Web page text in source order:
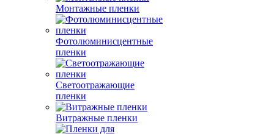
Монтажные пленки
Фотолюминисцентные
пленки
Светоотражающие
пленки
Витражные пленки